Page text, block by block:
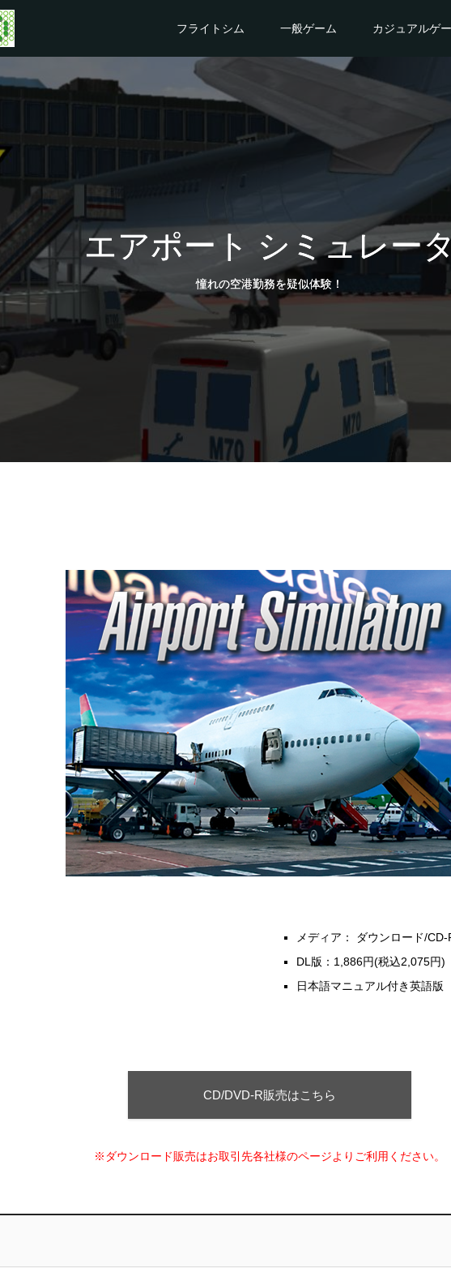
フライトシム 一般ゲーム カジュアルゲ
エアポート シミュレー
憧れの空港勤務を疑似体験！
メディア： ダウンロード/CD-
DL版：1,886円(税込2,075円)
日本語マニュアル付き英語版
CD/DVD-R販売はこちら
※ダウンロード販売はお取引先各社様のページよりご利用ください。